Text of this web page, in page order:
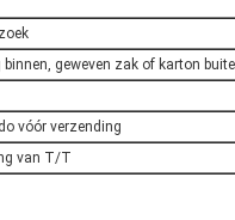
geweven zak of karton
vóór verzending
van T/T